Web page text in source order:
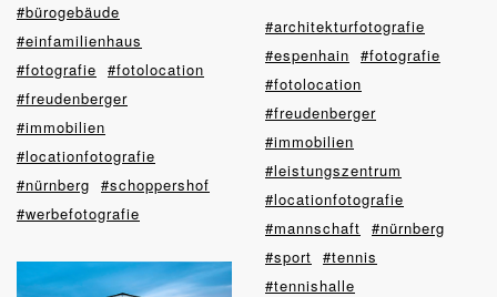
#bürogebäude
#einfamilienhaus
#fotografie #fotolocation
#freudenberger
#immobilien
#locationfotografie
#nürnberg #schoppershof
#werbefotografie
#architekturfotografie
#espenhain #fotografie
#fotolocation
#freudenberger
#immobilien
#leistungszentrum
#locationfotografie
#mannschaft #nürnberg
#sport #tennis
#tennishalle